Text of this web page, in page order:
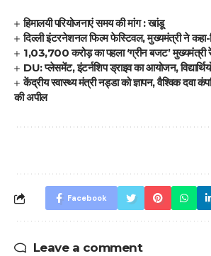
हिमालयी परियोजनाएं समय की मांग : खांडू
दिल्ली इंटरनेशनल फिल्म फेस्टिवल, मुख्यमंत्री ने
1,03,700 करोड़ का पहला ‘ग्रीन बजट’ मुख्यमंत्री
DU: प्लेसमेंट, इंटर्नशिप ड्राइव का आयोजन,
केंद्रीय स्वास्थ्य मंत्री नड्डा को ज्ञापन, वैश्विक दवा
की अपील
Facebook
Leave a comment